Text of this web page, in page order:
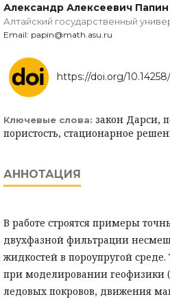
Александр Алексеевич Папин
Алтайский государственный
Email: papin@math.asu.ru
https://doi.org/10.14258/
Ключевые слова: закон Дарси,
пористость, стационарное
АННОТАЦИЯ
В работе строятся примеры
двухфазной фильтрации
жидкостей в пороупругой
при моделировании геофизики
ледовых покровов, движения